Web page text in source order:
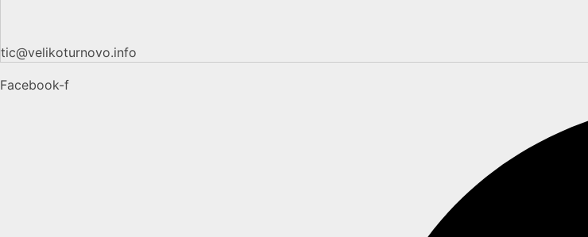
tic@velikoturnovo.info
Facebook-f